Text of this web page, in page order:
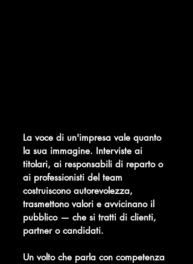
La voce di un'impresa vale quanto
la sua immagine. Interviste ai
titolari, ai responsabili di reparto o
ai professionisti del team
costruiscono autorevolezza,
trasmettono valori e avvicinano il
pubblico — che si tratti di clienti,
partner o candidati.
Un volto che parla con competenza